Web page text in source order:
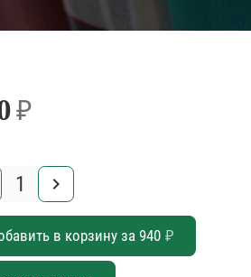
₽
keyboard_arrow_right
в корзину за 940 ₽